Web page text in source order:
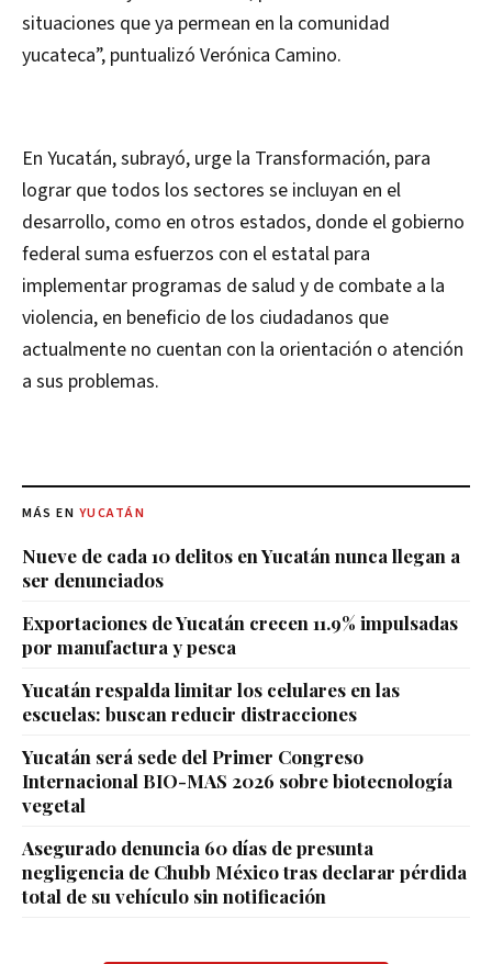
situaciones que ya permean en la comunidad
yucateca”, puntualizó Verónica Camino.
En Yucatán, subrayó, urge la Transformación, para
lograr que todos los sectores se incluyan en el
desarrollo, como en otros estados, donde el gobierno
federal suma esfuerzos con el estatal para
implementar programas de salud y de combate a la
violencia, en beneficio de los ciudadanos que
actualmente no cuentan con la orientación o atención
a sus problemas.
MÁS EN YUCATÁN
Nueve de cada 10 delitos en Yucatán nunca llegan a
ser denunciados
Exportaciones de Yucatán crecen 11.9% impulsadas
por manufactura y pesca
Yucatán respalda limitar los celulares en las
escuelas: buscan reducir distracciones
Yucatán será sede del Primer Congreso
Internacional BIO-MAS 2026 sobre biotecnología
vegetal
Asegurado denuncia 60 días de presunta
negligencia de Chubb México tras declarar pérdida
total de su vehículo sin notificación